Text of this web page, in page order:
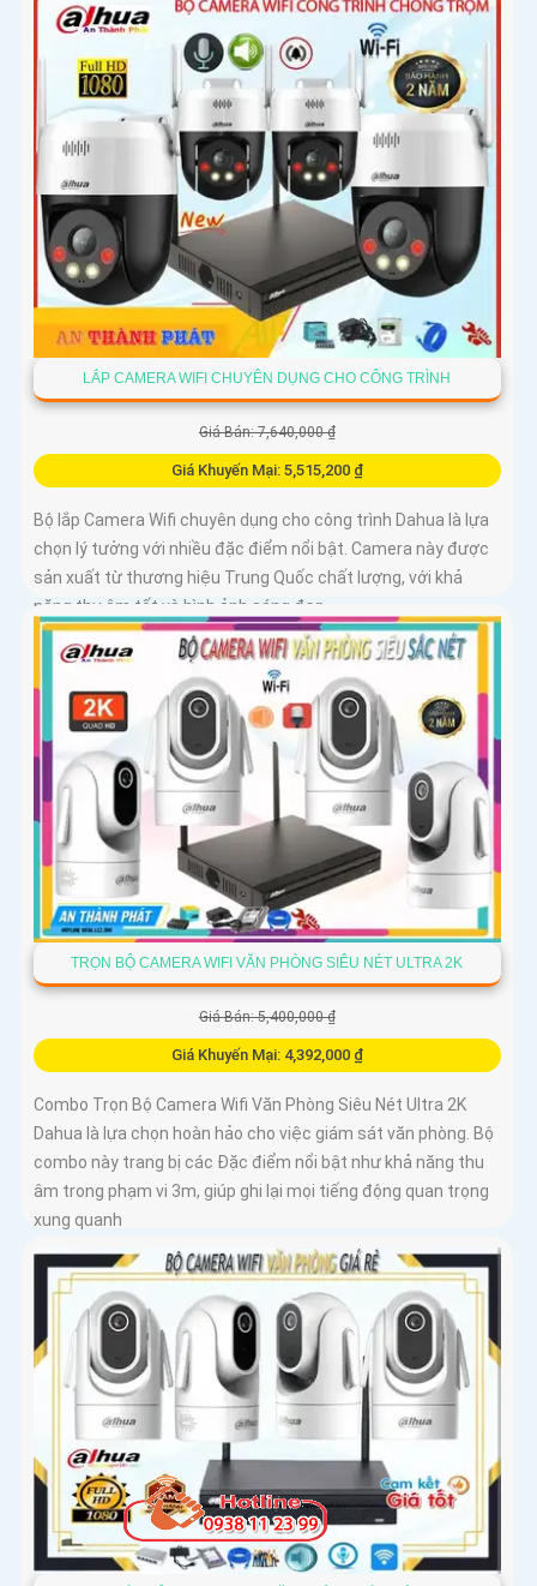
LẮP CAMERA WIFI CHUYÊN DỤNG CHO CÔNG TRÌNH
Giá Bán: 7,640,000 ₫
Giá Khuyến Mại: 5,515,200 ₫
Bộ lắp Camera Wifi chuyên dụng cho công trình Dahua là lựa
chọn lý tưởng với nhiều đặc điểm nổi bật. Camera này được
sản xuất từ thương hiệu Trung Quốc chất lượng, với khả
năng thu âm tốt và hình ảnh sáng đẹp
TRỌN BỘ CAMERA WIFI VĂN PHÒNG SIÊU NÉT ULTRA 2K
Giá Bán: 5,400,000 ₫
Giá Khuyến Mại: 4,392,000 ₫
Combo Trọn Bộ Camera Wifi Văn Phòng Siêu Nét Ultra 2K
Dahua là lựa chọn hoàn hảo cho việc giám sát văn phòng. Bộ
combo này trang bị các Đặc điểm nổi bật như khả năng thu
âm trong phạm vi 3m, giúp ghi lại mọi tiếng động quan trọng
xung quanh